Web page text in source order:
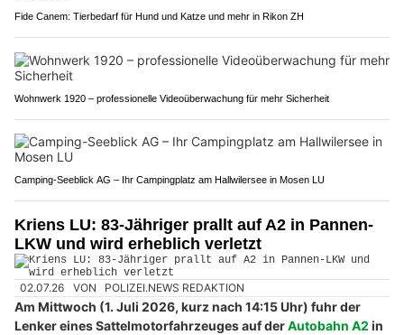
Fide Canem: Tierbedarf für Hund und Katze und mehr in Rikon ZH
Wohnwerk 1920 – professionelle Videoüberwachung für mehr Sicherheit
Camping-Seeblick AG – Ihr Campingplatz am Hallwilersee in Mosen LU
Kriens LU: 83-Jähriger prallt auf A2 in Pannen-
LKW und wird erheblich verletzt
02.07.26 VON POLIZEI.NEWS REDAKTION
Am Mittwoch (1. Juli 2026, kurz nach 14:15 Uhr) fuhr der
Lenker eines Sattelmotorfahrzeuges auf derAutobahn A2 in